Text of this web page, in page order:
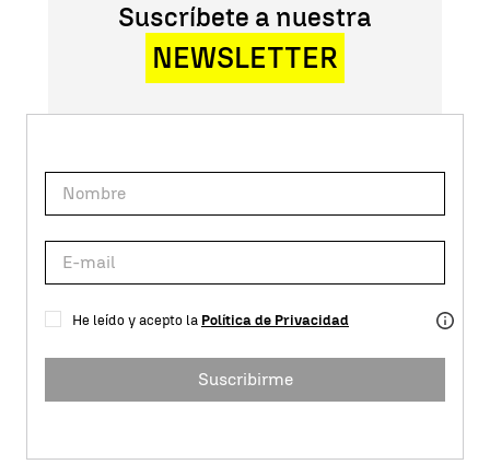
Suscríbete a nuestra
NEWSLETTER
He leído y acepto la Política de Privacidad
Suscribirme